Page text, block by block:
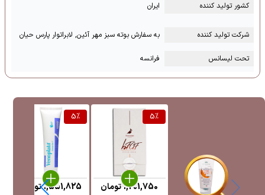
کشور تولید کننده ایران
شرکت تولید کننده به سفارش بوته سبز مهر آئین, لابراتوار پارس حیان
تحت لیسانس فرانسه
5%
1,201,750تومان
5%
1,551,825تومان